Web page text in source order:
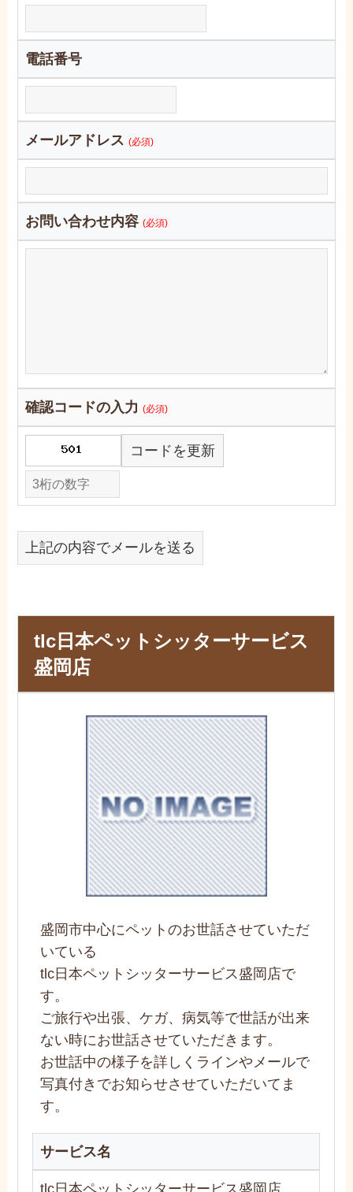
電話番号
メールアドレス (必須)
お問い合わせ内容 (必須)
確認コードの入力(必須)
コードを更新
上記の内容でメールを送る
tlc日本ペットシッターサービス
盛岡店
盛岡市中心にペットのお世話させていただ
いている
tlc日本ペットシッターサービス盛岡店で
す。
ご旅行や出張、ケガ、病気等で世話が出来
ない時にお世話させていただきます。
お世話中の様子を詳しくラインやメールで
写真付きでお知らせさせていただいてま
す。
サービス名